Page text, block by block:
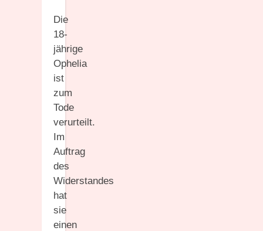
Die
18-
jährige
Ophelia
ist
zum
Tode
verurteilt.
Im
Auftrag
des
Widerstandes
hat
sie
einen